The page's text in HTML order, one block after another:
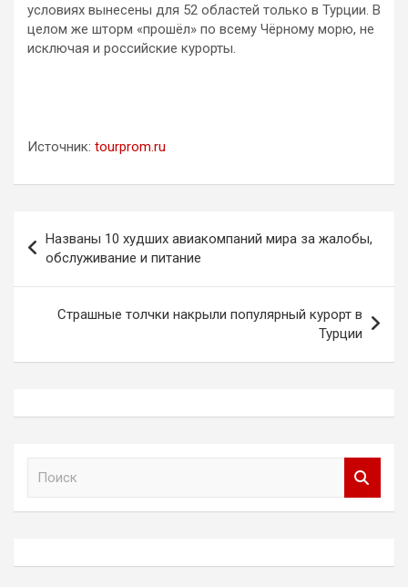
условиях вынесены для 52 областей только в Турции. В
целом же шторм «прошёл» по всему Чёрному морю, не
исключая и российские курорты.
Источник: tourprom.ru
по
записям
Названы 10 худших авиакомпаний мира за жалобы,
обслуживание и питание
Страшные толчки накрыли популярный курорт в
Турции